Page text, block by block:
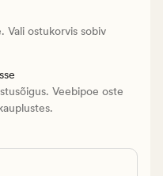
Vali ostukorvis sobiv
Veebipoe oste